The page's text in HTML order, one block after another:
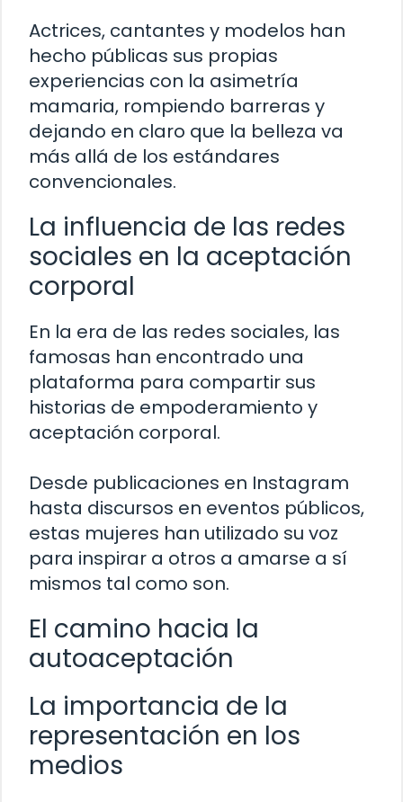
Actrices, cantantes y modelos han
hecho públicas sus propias
experiencias con la asimetría
mamaria, rompiendo barreras y
dejando en claro que la belleza va
más allá de los estándares
convencionales.
La influencia de las redes
sociales en la aceptación
corporal
En la era de las redes sociales, las
famosas han encontrado una
plataforma para compartir sus
historias de empoderamiento y
aceptación corporal.
Desde publicaciones en Instagram
hasta discursos en eventos públicos,
estas mujeres han utilizado su voz
para inspirar a otros a amarse a sí
mismos tal como son.
El camino hacia la
autoaceptación
La importancia de la
representación en los
medios